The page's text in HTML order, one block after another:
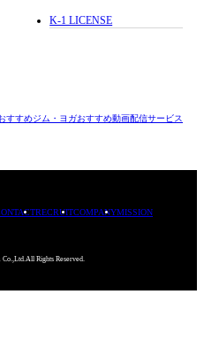
K-1 LICENSE
すすめジム・ヨガおすすめ動画配信サービス
RECRUITCOMPANYMISSION
Rights Reserved.